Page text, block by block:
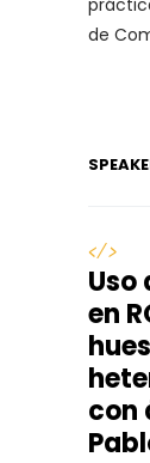
de
</>
Uso
en
con